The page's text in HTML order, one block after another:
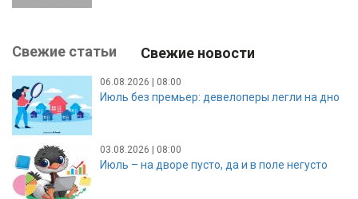
Свежие статьи Свежие новости
06.08.2026 | 08:00
Июль без премьер: девелоперы легли на дно
03.08.2026 | 08:00
Июль – на дворе пусто, да и в поле негусто